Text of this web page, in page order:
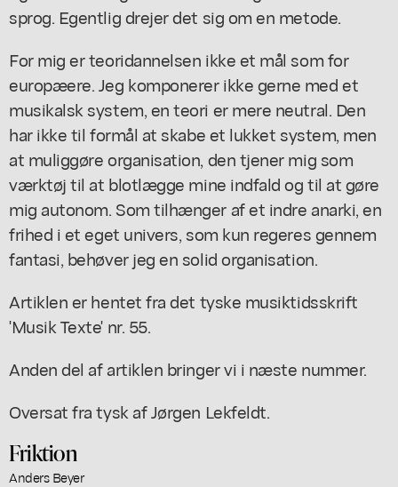
sprog. Egentlig drejer det sig om en metode.
For mig er teoridannelsen ikke et mål som for
europæere. Jeg komponerer ikke gerne med et
musikalsk system, en teori er mere neutral. Den
har ikke til formål at skabe et lukket system, men
at muliggøre organisation, den tjener mig som
værktøj til at blotlægge mine indfald og til at gøre
mig autonom. Som tilhænger af et indre anarki, en
frihed i et eget univers, som kun regeres gennem
fantasi, behøver jeg en solid organisation.
Artiklen er hentet fra det tyske musiktidsskrift
'Musik Texte' nr. 55.
Anden del af artiklen bringer vi i næste nummer.
Oversat fra tysk af Jørgen Lekfeldt.
Friktion
Anders Beyer